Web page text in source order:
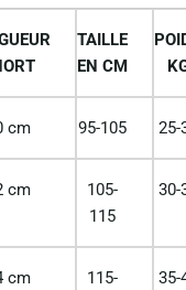
TAILLE
EN CM
cm 95-105 25-
cm
105-
115
30-
cm
115-
35-